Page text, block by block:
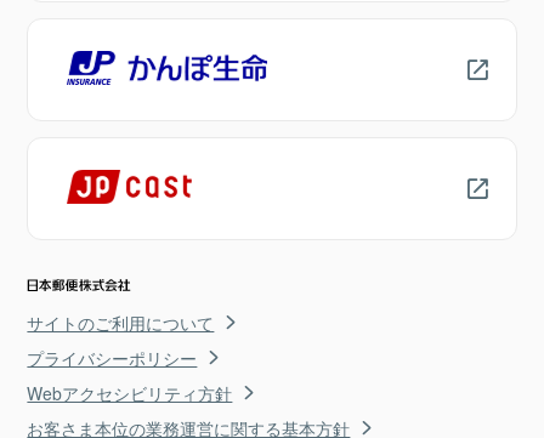
サイトのご利用について
プライバシーポリシー
Webアクセシビリティ方針
お客さま本位の業務運営に関する基本方針